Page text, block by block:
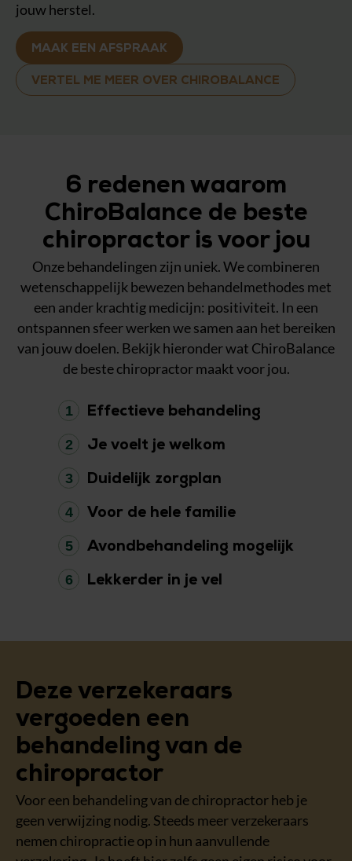
jouw herstel.
MAAK EEN AFSPRAAK
VERTEL ME MEER OVER CHIROBALANCE
6 redenen waarom
ChiroBalance de beste
chiropractor is voor jou
Onze behandelingen zijn uniek. We combineren
wetenschappelijk bewezen behandelmethodes met
een ander krachtig medicijn: positiviteit. In een
ontspannen sfeer werken we samen aan het bereiken
van jouw doelen. Bekijk hieronder wat ChiroBalance
de beste chiropractor maakt voor jou.
1 Effectieve behandeling
2 Je voelt je welkom
3 Duidelijk zorgplan
4 Voor de hele familie
5 Avondbehandeling mogelijk
6 Lekkerder in je vel
Deze verzekeraars
vergoeden een
behandeling van de
chiropractor
Voor een behandeling van de chiropractor heb je
geen verwijzing nodig. Steeds meer verzekeraars
nemen chiropractie op in hun aanvullende